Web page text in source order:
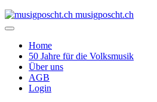
musigposcht.ch
Home
50 Jahre für die Volksmusik
Über uns
AGB
Login